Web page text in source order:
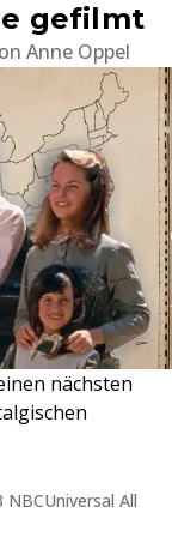
gefilmt
Anne Oppel
nächsten
All